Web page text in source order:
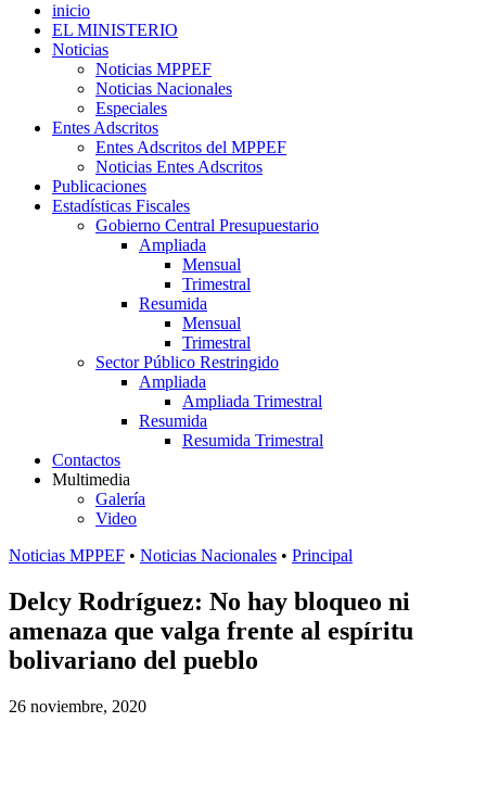
inicio
EL MINISTERIO
Noticias
Noticias MPPEF
Noticias Nacionales
Especiales
Entes Adscritos
Entes Adscritos del MPPEF
Noticias Entes Adscritos
Publicaciones
Estadísticas Fiscales
Gobierno Central Presupuestario
Ampliada
Mensual
Trimestral
Resumida
Mensual
Trimestral
Sector Público Restringido
Ampliada
Ampliada Trimestral
Resumida
Resumida Trimestral
Contactos
Multimedia
Galería
Video
Noticias MPPEF • Noticias Nacionales • Principal
Delcy Rodríguez: No hay bloqueo ni
amenaza que valga frente al espíritu
bolivariano del pueblo
26 noviembre, 2020